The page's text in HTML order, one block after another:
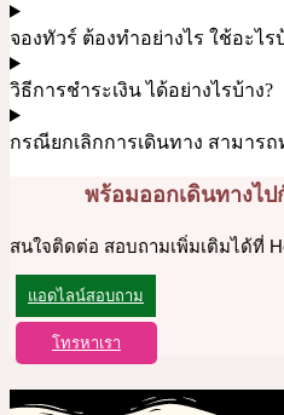
จองทัวร์ ต้องทำอย่างไร ใช้อะไร
วิธีการชำระเงิน ได้อย่างไรบ้าง?
กรณียกเลิกการเดินทาง สามารถ
พร้อมออกเดินทางไป
สนใจติดต่อ สอบถามเพิ่มเติมได้ที่
แอดไลน์สอบถาม
โทรหาเรา